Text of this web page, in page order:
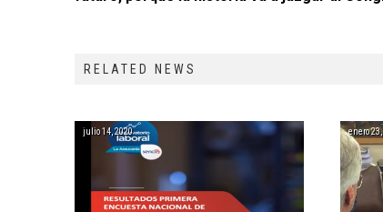
RELATED NEWS
julio 14, 2020 enero